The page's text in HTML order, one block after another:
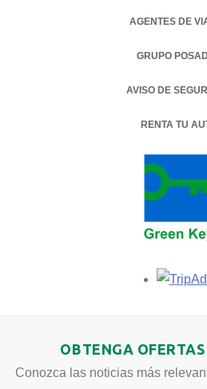
AGENTES DE
GRUPO
AVISO DE
RENTA TU
OPENS IN A
OBTENGA
Conozca las noticias más